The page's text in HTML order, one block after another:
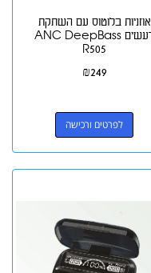
אוזניות בלוטוס עם השתקת
רעשים ANC DeepBass
R505
₪249
לפרטים ורכישה